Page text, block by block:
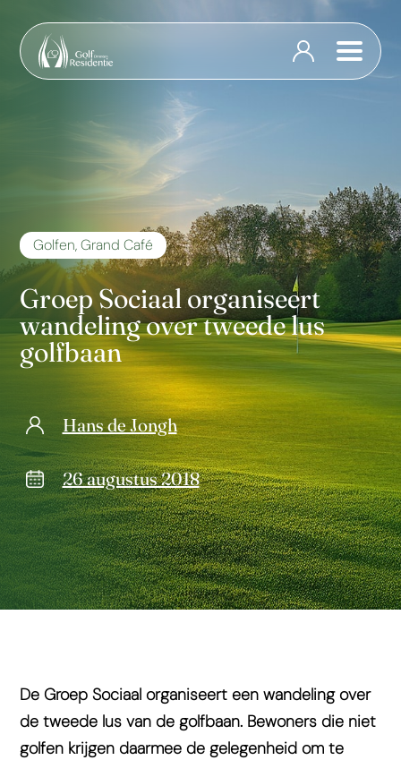
Golfen,Grand Café
Groep Sociaal organiseert
wandeling over tweede lus
golfbaan
Hans de Jongh
26 augustus 2018
De Groep Sociaal organiseert een wandeling over
de tweede lus van de golfbaan. Bewoners die niet
golfen krijgen daarmee de gelegenheid om te